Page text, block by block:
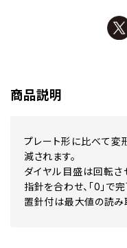
商品説明
プレート形に比べて
減されます。
ダイヤル目盛は回転さ
指針を合わせ、「0」で
置針付は最大値の読み